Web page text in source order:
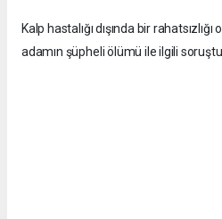
Kalp hastalığı dışında bir rahatsızlığı
adamın şüpheli ölümü ile ilgili